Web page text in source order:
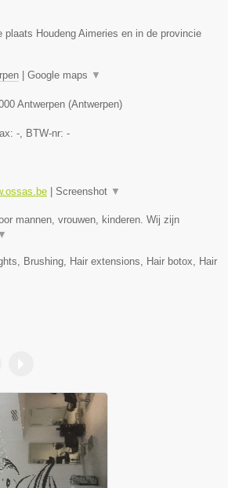
plaats Houdeng Aimeries en in de provincie
| Google maps ▼
Antwerpen (Antwerpen)
- , BTW-nr: -
| Screenshot ▼
mannen, vrouwen, kinderen. Wij zijn
▼
Brushing, Hair extensions, Hair botox, Hair